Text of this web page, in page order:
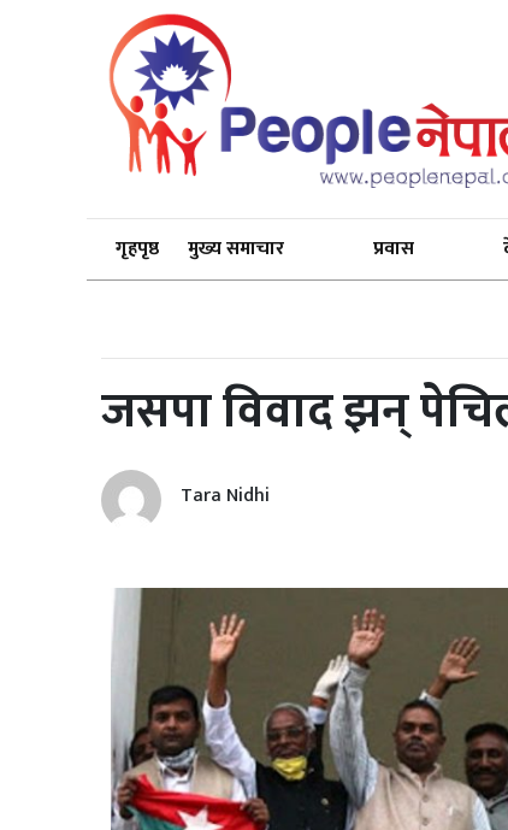
गृहपृष्ठ मुख्य समाचार प्रवास
जसपा विवाद झन्
Tara Nidhi